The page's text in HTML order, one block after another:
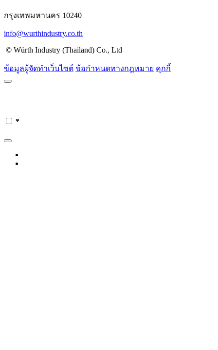
กรุงเทพมหานคร 10240
info@wurthindustry.co.th
© Würth Industry (Thailand) Co., Ltd
ข้อมูลผู้จัดทำเว็บไซต์ ข้อกำหนดทางกฎหมาย คุกกี้
*